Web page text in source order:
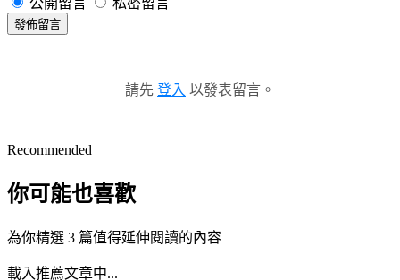
發佈留言
請先 登入 以發表留言。
Recommended
你可能也喜歡
為你精選 3 篇值得延伸閱讀的內容
載入推薦文章中...